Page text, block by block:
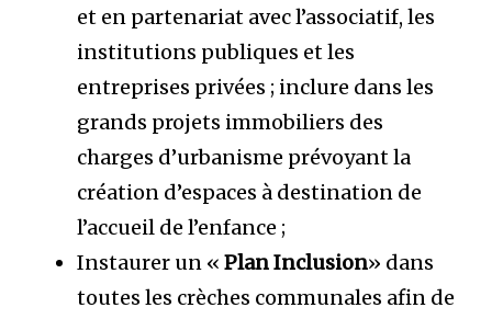
et en partenariat avec l’associatif, les
institutions publiques et les
entreprises privées ; inclure dans les
grands projets immobiliers des
charges d’urbanisme prévoyant la
création d’espaces à destination de
l’accueil de l’enfance ;
Instaurer un « Plan Inclusion» dans
toutes les crèches communales afin de